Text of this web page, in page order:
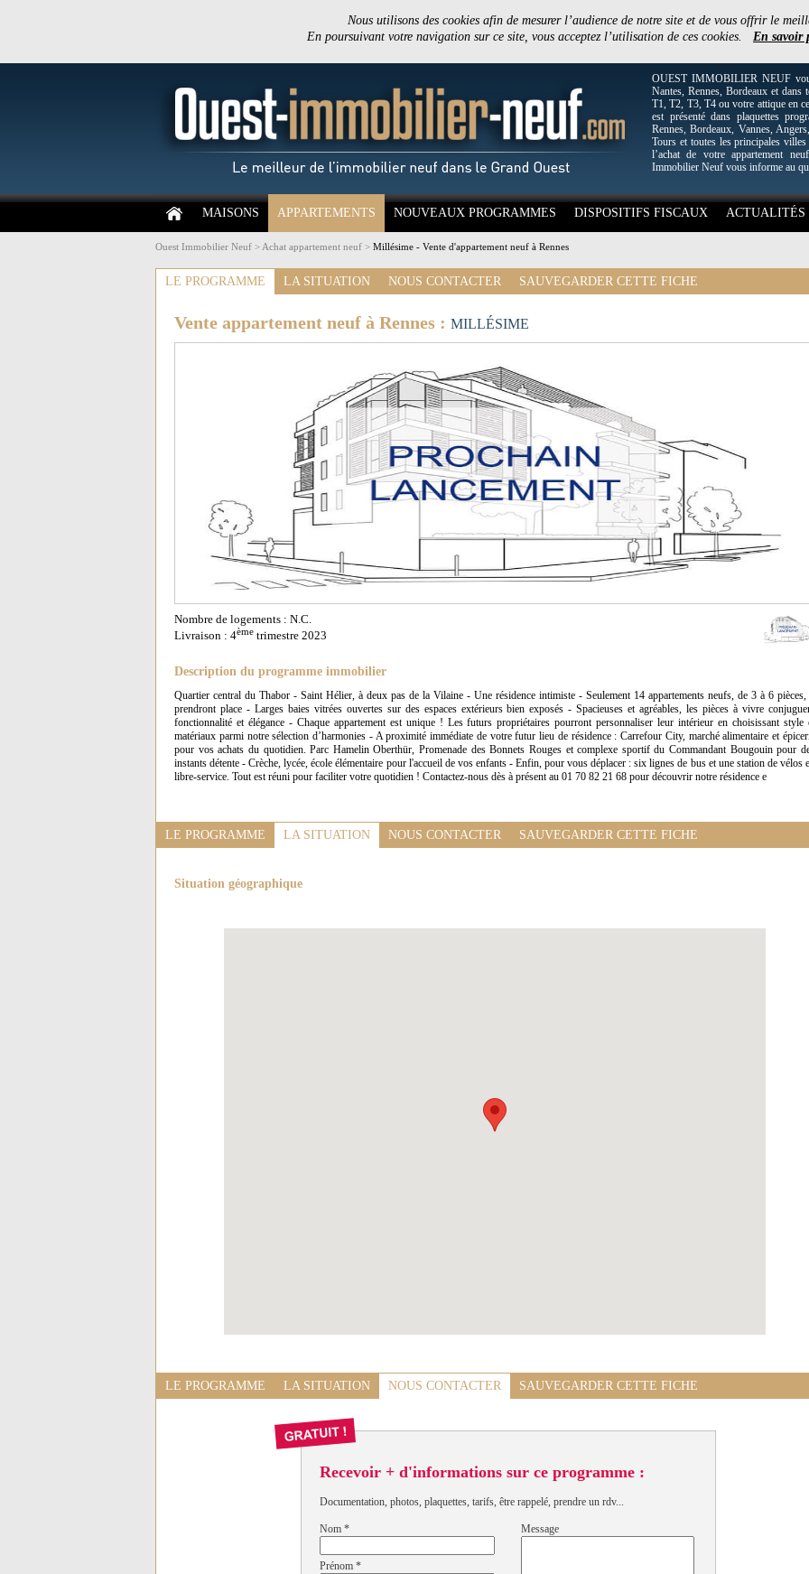
Nous utilisons des cookies afin de mesurer l’audience de notre site et de vous offrir le
En poursuivant votre navigation sur ce site, vous acceptez l’utilisation de ces cookies. En savoir
OUEST IMMOBILIER NEUF
Nantes, Rennes, Bordeaux et
T1, T2, T3, T4 ou votre attique en
est présenté dans plaquettes
Rennes, Bordeaux, Vannes,
Tours et toutes les principales
l’achat de votre appartement
Immobilier Neuf vous informe au
MAISONS APPARTEMENTS NOUVEAUX PROGRAMMES DISPOSITIFS FISCAUX ACTUALITÉS
Ouest Immobilier Neuf > Achat appartement neuf > Millésime - Vente d'appartement neuf à Rennes
LE PROGRAMME LA SITUATION NOUS CONTACTER SAUVEGARDER CETTE FICHE
Vente appartement neuf à Rennes : MILLÉSIME
Nombre de logements : N.C.
Livraison : 4ème trimestre 2023
Description du programme immobilier
Quartier central du Thabor - Saint Hélier, à deux pas de la Vilaine - Une résidence intimiste - Seulement 14 appartements neufs, de 3 à 6
prendront place - Larges baies vitrées ouvertes sur des espaces extérieurs bien exposés - Spacieuses et agréables, les pièces à vivre
fonctionnalité et élégance - Chaque appartement est unique ! Les futurs propriétaires pourront personnaliser leur intérieur en choisissant style
matériaux parmi notre sélection d’harmonies - A proximité immédiate de votre futur lieu de résidence : Carrefour City, marché alimentaire et
pour vos achats du quotidien. Parc Hamelin Oberthür, Promenade des Bonnets Rouges et complexe sportif du Commandant Bougouin pour
instants détente - Crèche, lycée, école élémentaire pour l'accueil de vos enfants - Enfin, pour vous déplacer : six lignes de bus et une station de vélos
libre-service. Tout est réuni pour faciliter votre quotidien ! Contactez-nous dès à présent au 01 70 82 21 68 pour découvrir notre résidence e
LE PROGRAMME LA SITUATION NOUS CONTACTER SAUVEGARDER CETTE FICHE
Situation géographique
LE PROGRAMME LA SITUATION NOUS CONTACTER SAUVEGARDER CETTE FICHE
Recevoir + d'informations sur ce programme :
Documentation, photos, plaquettes, tarifs, être rappelé, prendre un rdv...
Nom *
Prénom *
Message